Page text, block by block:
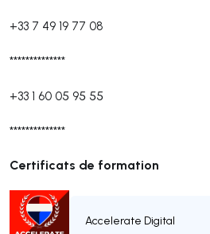
+33 7 49 19 77 08
**************
+33 1 60 05 95 55
**************
Certificats de formation
Accelerate Digital